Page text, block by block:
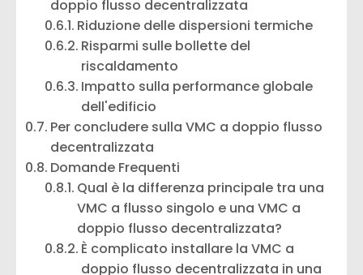
doppio flusso decentralizzata
Riduzione delle dispersioni termiche
Risparmi sulle bollette del
riscaldamento
Impatto sulla performance globale
dell'edificio
Per concludere sulla VMC a doppio flusso
decentralizzata
Domande Frequenti
Qual è la differenza principale tra una
VMC a flusso singolo e una VMC a
doppio flusso decentralizzata?
È complicato installare la VMC a
doppio flusso decentralizzata in una